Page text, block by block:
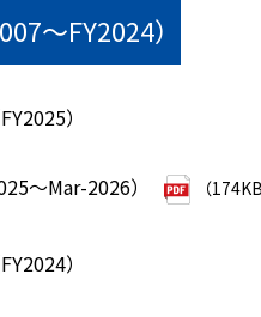
～FY2024）
）
～Mar-2026） （
）